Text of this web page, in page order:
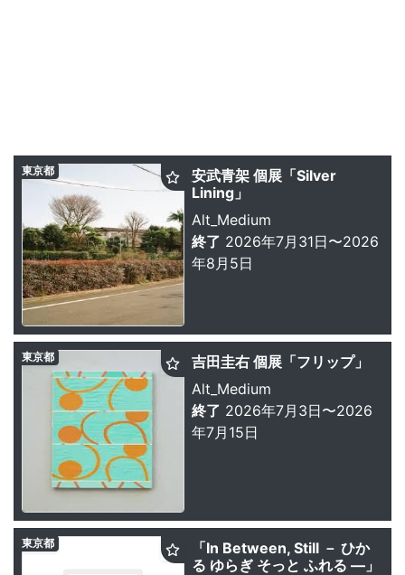
安武青架 個展「Silver
Lining」
Alt_Medium
終了 2026年7月31日〜2026
年8月5日
東京都
吉田圭右 個展「フリップ」
Alt_Medium
終了 2026年7月3日〜2026
年7月15日
東京都
「In Between, Still － ひか
る ゆらぎ そっと ふれる ―」
東京都